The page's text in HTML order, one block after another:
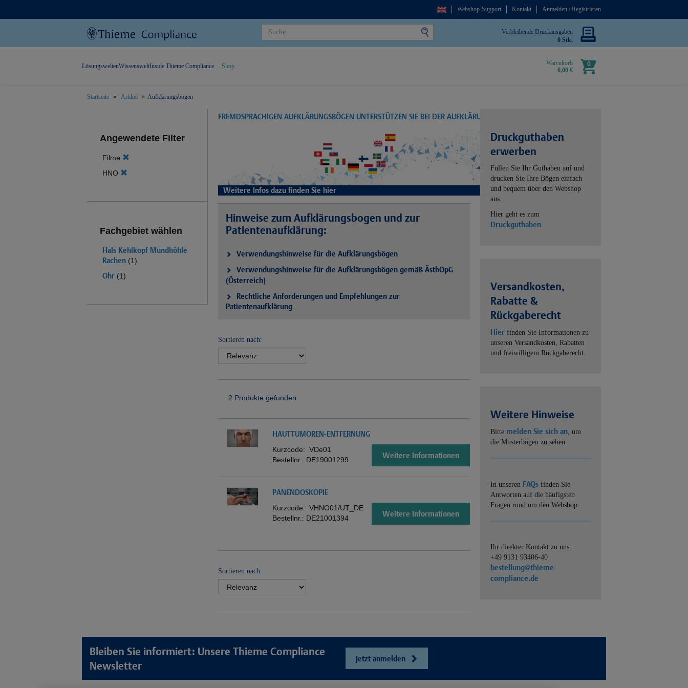
Webshop-Support Kontakt Anmelden / Registrieren
Verbleibende Druckausgaben
0 Stk.
Warenkorb
0,00 €
0
LösungsweltenWissensweltInside Thieme Compliance Shop
Startseite Artikel Aufklärungsbögen
Angewendete Filter
Filme
HNO
Fachgebiet wählen
Hals Kehlkopf Mundhöhle
Rachen (1)
Ohr (1)
FREMDSPRACHIGEN AUFKLÄRUNGSBÖGEN UNTERSTÜTZEN SIE BEI DER AUFKLÄRUNG
Weitere Infos dazu finden Sie hier
Hinweise zum Aufklärungsbogen und zur
Patientenaufklärung:
Verwendungshinweise für die Aufklärungsbögen
Verwendungshinweise für die Aufklärungsbögen gemäß ÄsthOpG
(Österreich)
Rechtliche Anforderungen und Empfehlungen zur
Patientenaufklärung
Sortieren nach:
2 Produkte gefunden
HAUTTUMOREN-ENTFERNUNG
Kurzcode: VDe01
Bestellnr.: DE19001299 Weitere Informationen
PANENDOSKOPIE
Kurzcode: VHNO01/UT_DE
Bestellnr.: DE21001394 Weitere Informationen
Sortieren nach:
Druckguthaben
erwerben
Füllen Sie Ihr Guthaben auf und
drucken Sie Ihre Bögen einfach
und bequem über den Webshop
aus.
Hier geht es zum
Druckguthaben
Versandkosten,
Rabatte &
Rückgaberecht
Hier finden Sie Informationen zu
unseren Versandkosten, Rabatten
und freiwilligem Rückgaberecht.
Weitere Hinweise
Bitte melden Sie sich an, um
die Musterbögen zu sehen.
In unseren FAQs finden Sie
Antworten auf die häufigsten
Fragen rund um den Webshop.
Ihr direkter Kontakt zu uns:
+49 9131 93406-40
bestellung@thieme-
compliance.de
Bleiben Sie informiert: Unsere Thieme Compliance
Newsletter
Jetzt anmelden